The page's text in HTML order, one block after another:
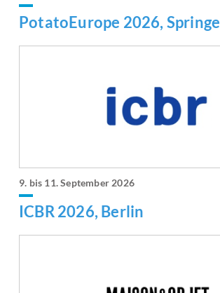
PotatoEurope 2026, Springe
9. bis 11. September 2026
ICBR 2026, Berlin